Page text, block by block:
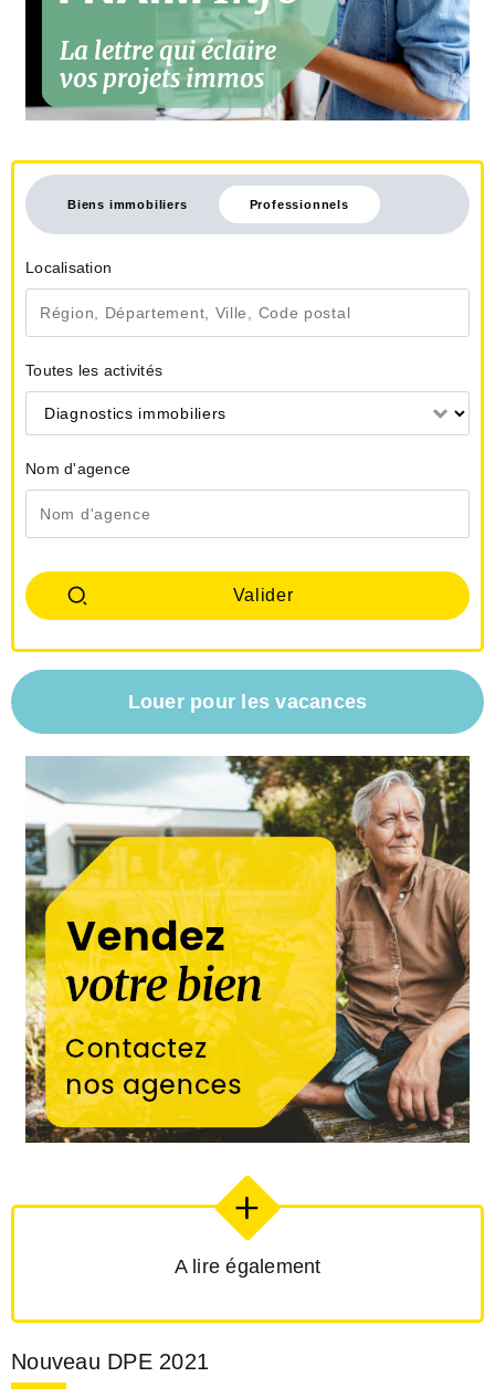
Biens immobiliers Professionnels
Localisation
Toutes les activités
Diagnostics immobiliers
Nom d'agence
Louer pour les vacances
A lire également
Nouveau DPE 2021